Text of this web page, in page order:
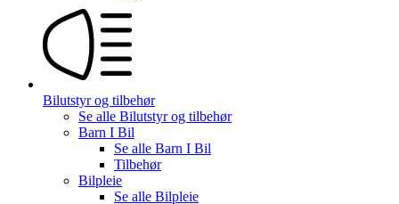
Bilutstyr og tilbehør
Se alle Bilutstyr og tilbehør
Barn I Bil
Se alle Barn I Bil
Tilbehør
Bilpleie
Se alle Bilpleie